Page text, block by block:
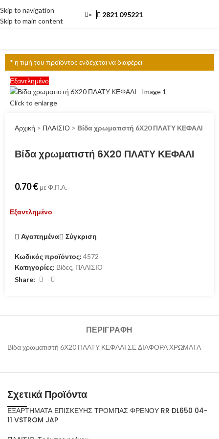
Skip to navigation
Skip to main content
2821 095221
* η τιμή του προϊόντος ενδέχεται να διαφέρει
Εξαντλημένο
Click to enlarge
Αρχική > ΠΛΑΙΣΙΟ > Βίδα χρωματιστή 6Χ20 ΠΛΑΤΥ ΚΕΦΑΛΙ
Βίδα χρωματιστή 6Χ20 ΠΛΑΤΥ ΚΕΦΑΛΙ
0.70€ με Φ.Π.Α.
Εξαντλημένο
Αγαπημένα Σύγκριση
Κωδικός προϊόντος: 4572
Κατηγορίες: Βίδες, ΠΛΑΙΣΙΟ
Share:
ΠΕΡΙΓΡΑΦΉ
Βίδα χρωματιστή 6Χ20 ΠΛΑΤΥ ΚΕΦΑΛΙ ΣΕ ΔΙΑΦΟΡΑ ΧΡΩΜΑΤΑ
Σχετικά Προϊόντα
ΕΞΑΡΤΗΜΑΤΑ ΕΠΙΣΚΕΥΗΣ ΤΡΟΜΠΑΣ ΦΡΕΝΟΥ RR DL650 04-
11 VSTROM JAP